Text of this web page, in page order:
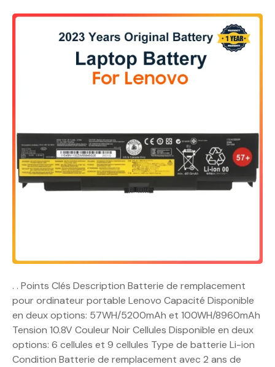
. . Points Clés Description Batterie de remplacement
pour ordinateur portable Lenovo Capacité Disponible
en deux options: 57WH/5200mAh et 100WH/8960mAh
Tension 10.8V Couleur Noir Cellules Disponible en deux
options: 6 cellules et 9 cellules Type de batterie Li-ion
Condition Batterie de remplacement avec 2 ans de